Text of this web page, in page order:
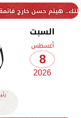
حسن خارج قائمة ريال
السبت
أغسطس
8
2026